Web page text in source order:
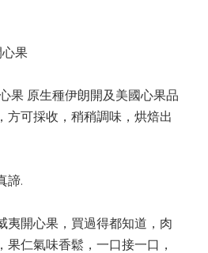
果
果 原生種伊朗開及美國心果品
方可採收，稍稍調味，烘焙出
諦.
夷開心果，買過得都知道，肉
果仁氣味香鬆，一口接一口，